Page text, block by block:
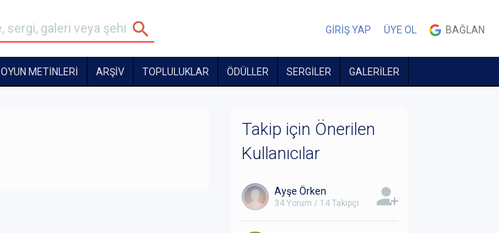
GİRİŞ YAP ÜYE OL BAĞLAN
OYUN METİNLERİ ARŞİV TOPLULUKLAR ÖDÜLLER SERGİLER GALERİLER
Takip için Önerilen
Kullanıcılar
Ayşe Örken
34 Yorum / 14 Takipçi